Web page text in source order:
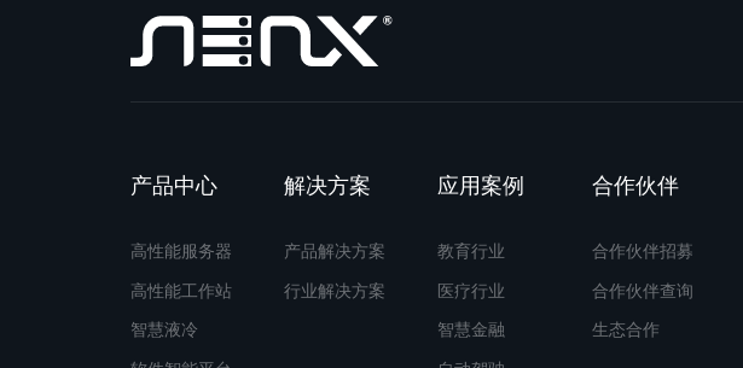
产品中心
高性能服务器
高性能工作站
智慧液冷
解决方案
产品解决方案
行业解决方案
应用案例
教育行业
医疗行业
智慧金融
合作伙伴
合作伙伴招募
合作伙伴查询
生态合作